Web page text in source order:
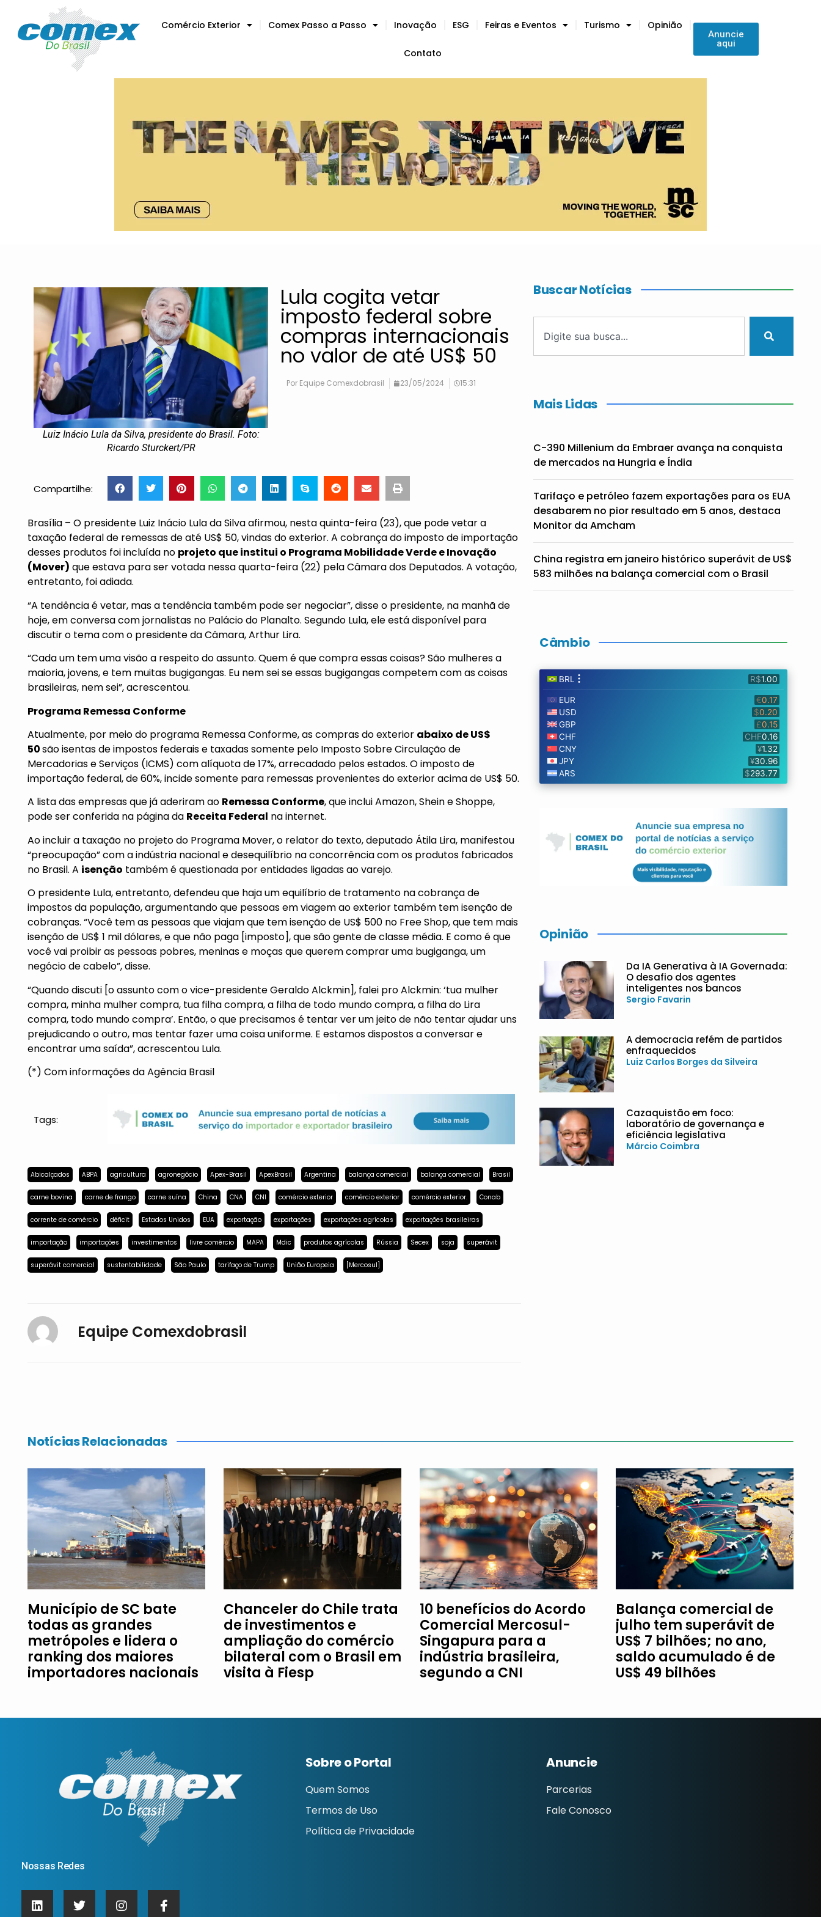
Comércio Exterior Comex Passo a Passo Inovação ESG Feiras e Eventos Turismo Opinião
Contato
Anuncie
aqui
Luiz Inácio Lula da Silva, presidente do Brasil. Foto:
Ricardo Sturckert/PR
Lula cogita vetar
imposto federal sobre
compras internacionais
no valor de até US$ 50
Por Equipe Comexdobrasil 23/05/2024 15:31
Compartilhe:
Brasília – O presidente Luiz Inácio Lula da Silva afirmou, nesta quinta-feira (23), que pode vetar a
taxação federal de remessas de até US$ 50, vindas do exterior. A cobrança do imposto de importação
desses produtos foi incluída no projeto que institui o Programa Mobilidade Verde e Inovação
(Mover) que estava para ser votada nessa quarta-feira (22) pela Câmara dos Deputados. A votação,
entretanto, foi adiada.
“A tendência é vetar, mas a tendência também pode ser negociar”, disse o presidente, na manhã de
hoje, em conversa com jornalistas no Palácio do Planalto. Segundo Lula, ele está disponível para
discutir o tema com o presidente da Câmara, Arthur Lira.
“Cada um tem uma visão a respeito do assunto. Quem é que compra essas coisas? São mulheres a
maioria, jovens, e tem muitas bugigangas. Eu nem sei se essas bugigangas competem com as coisas
brasileiras, nem sei”, acrescentou.
Programa Remessa Conforme
Atualmente, por meio do programa Remessa Conforme, as compras do exterior abaixo de US$
50são isentas de impostos federais e taxadas somente pelo Imposto Sobre Circulação de
Mercadorias e Serviços (ICMS) com alíquota de 17%, arrecadado pelos estados. O imposto de
importação federal, de 60%, incide somente para remessas provenientes do exterior acima de US$ 50.
A lista das empresas que já aderiram ao Remessa Conforme, que inclui Amazon, Shein e Shoppe,
pode ser conferida na página da Receita Federal na internet.
Ao incluir a taxação no projeto do Programa Mover, o relator do texto, deputado Átila Lira, manifestou
“preocupação” com a indústria nacional e desequilíbrio na concorrência com os produtos fabricados
no Brasil. A isenção também é questionada por entidades ligadas ao varejo.
O presidente Lula, entretanto, defendeu que haja um equilíbrio de tratamento na cobrança de
impostos da população, argumentando que pessoas em viagem ao exterior também tem isenção de
cobranças. “Você tem as pessoas que viajam que tem isenção de US$ 500 no Free Shop, que tem mais
isenção de US$ 1 mil dólares, e que não paga [imposto], que são gente de classe média. E como é que
você vai proibir as pessoas pobres, meninas e moças que querem comprar uma bugiganga, um
negócio de cabelo”, disse.
“Quando discuti [o assunto com o vice-presidente Geraldo Alckmin], falei pro Alckmin: ‘tua mulher
compra, minha mulher compra, tua filha compra, a filha de todo mundo compra, a filha do Lira
compra, todo mundo compra’. Então, o que precisamos é tentar ver um jeito de não tentar ajudar uns
prejudicando o outro, mas tentar fazer uma coisa uniforme. E estamos dispostos a conversar e
encontrar uma saída”, acrescentou Lula.
(*) Com informações da Agência Brasil
Tags:
Abicalçados ABPA agricultura agronegócio Apex-Brasil ApexBrasil Argentina balança comercial balança comercial Brasil
carne bovina carne de frango carne suína China CNA CNI comércio exterior comércio exterior comércio exterior. Conab
corrente de comércio déficit Estados Unidos EUA exportação exportações exportações agrícolas exportações brasileiras
importação importações investimentos livre comércio MAPA Mdic produtos agrícolas Rússia Secex soja superávit
superávit comercial sustentabilidade São Paulo tarifaço de Trump União Europeia [Mercosul]
Equipe Comexdobrasil
Buscar Notícias
Mais Lidas
C-390 Millenium da Embraer avança na conquista
de mercados na Hungria e Índia
Tarifaço e petróleo fazem exportações para os EUA
desabarem no pior resultado em 5 anos, destaca
Monitor da Amcham
China registra em janeiro histórico superávit de US$
583 milhões na balança comercial com o Brasil
Câmbio
Opinião
Da IA Generativa à IA Governada:
O desafio dos agentes
inteligentes nos bancos
Sergio Favarin
A democracia refém de partidos
enfraquecidos
Luiz Carlos Borges da Silveira
Cazaquistão em foco:
laboratório de governança e
eficiência legislativa
Márcio Coimbra
Notícias Relacionadas
Município de SC bate
todas as grandes
metrópoles e lidera o
ranking dos maiores
importadores nacionais
Chanceler do Chile trata
de investimentos e
ampliação do comércio
bilateral com o Brasil em
visita à Fiesp
10 benefícios do Acordo
Comercial Mercosul-
Singapura para a
indústria brasileira,
segundo a CNI
Balança comercial de
julho tem superávit de
US$ 7 bilhões; no ano,
saldo acumulado é de
US$ 49 bilhões
Nossas Redes
Sobre o Portal
Quem Somos
Termos de Uso
Política de Privacidade
Anuncie
Parcerias
Fale Conosco